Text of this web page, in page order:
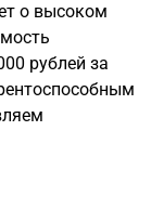
о высоком
рублей за